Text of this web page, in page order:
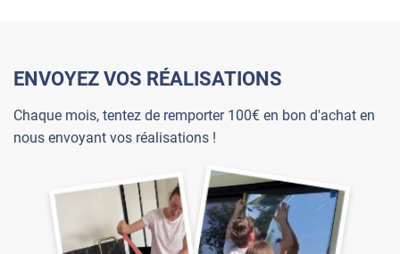
ENVOYEZ VOS RÉALISATIONS
Chaque mois, tentez de remporter 100€ en bon d'achat en
nous envoyant vos réalisations !